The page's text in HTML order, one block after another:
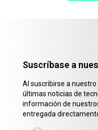
Suscríbase a
Al suscribirse a
últimas noticias de
información de
entregada